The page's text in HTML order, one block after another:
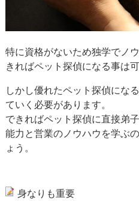
特に資格がないため独学でノ
きればペット探偵になる事は可
しかし優れたペット探偵にな
ていく必要があります。
できればペット探偵に直接弟
能力と営業のノウハウを学ぶ
ょう。
身なりも重要